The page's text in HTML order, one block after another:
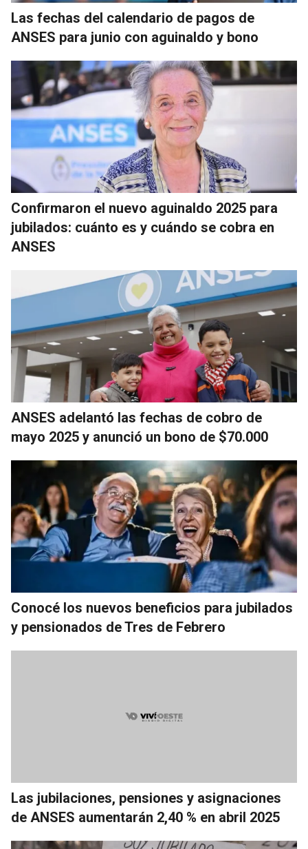
Las fechas del calendario de pagos de
ANSES para junio con aguinaldo y bono
Confirmaron el nuevo aguinaldo 2025 para
jubilados: cuánto es y cuándo se cobra en
ANSES
ANSES adelantó las fechas de cobro de
mayo 2025 y anunció un bono de $70.000
Conocé los nuevos beneficios para jubilados
y pensionados de Tres de Febrero
Las jubilaciones, pensiones y asignaciones
de ANSES aumentarán 2,40 % en abril 2025